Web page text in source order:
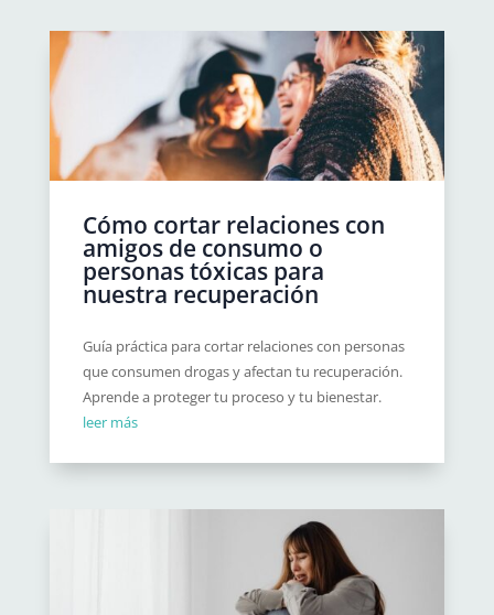
Cómo cortar relaciones con
amigos de consumo o
personas tóxicas para
nuestra recuperación
Guía práctica para cortar relaciones con personas
que consumen drogas y afectan tu recuperación.
Aprende a proteger tu proceso y tu bienestar.
leer más